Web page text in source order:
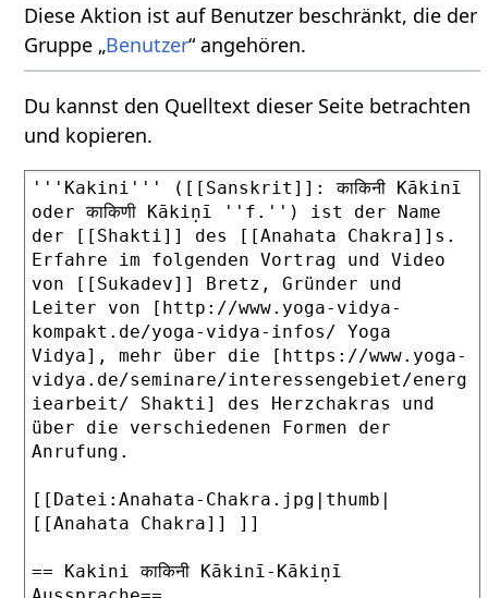
Diese Aktion ist auf Benutzer beschränkt, die der
Gruppe „Benutzer“ angehören.
Du kannst den Quelltext dieser Seite betrachten
und kopieren.